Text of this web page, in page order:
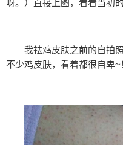
呀。）直接上图，看看当初
我祛鸡皮肤之前的自拍
不少鸡皮肤，看着都很自卑~